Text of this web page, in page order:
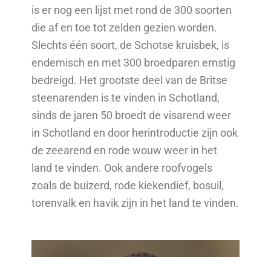
is er nog een lijst met rond de 300 soorten
die af en toe tot zelden gezien worden.
Slechts één soort, de Schotse kruisbek, is
endemisch en met 300 broedparen ernstig
bedreigd. Het grootste deel van de Britse
steenarenden is te vinden in Schotland,
sinds de jaren 50 broedt de visarend weer
in Schotland en door herintroductie zijn ook
de zeearend en rode wouw weer in het
land te vinden. Ook andere roofvogels
zoals de buizerd, rode kiekendief, bosuil,
torenvalk en havik zijn in het land te vinden.